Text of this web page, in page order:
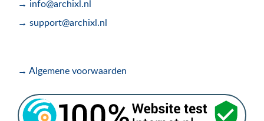
→ info@archixl.nl
→ support@archixl.nl
→ Algemene voorwaarden